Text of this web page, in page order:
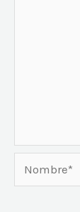
Nombre*